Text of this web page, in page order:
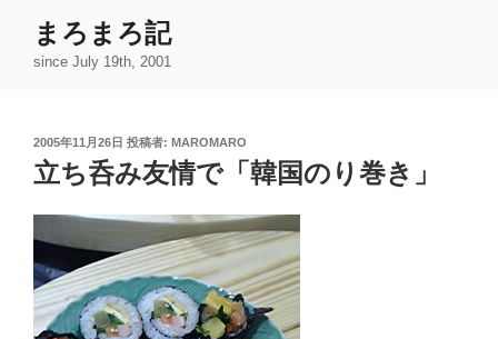
まろまろ記
since July 19th, 2001
投
稿
日:
2005年11月26日 投稿者: MAROMARO
立ち呑み友情で「韓国のり巻き」